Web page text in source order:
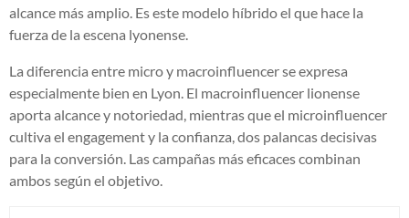
alcance más amplio. Es este modelo híbrido el que hace la
fuerza de la escena lyonense.
La diferencia entre micro y macroinfluencer se expresa
especialmente bien en Lyon. El macroinfluencer lionense
aporta alcance y notoriedad, mientras que el microinfluencer
cultiva el engagement y la confianza, dos palancas decisivas
para la conversión. Las campañas más eficaces combinan
ambos según el objetivo.